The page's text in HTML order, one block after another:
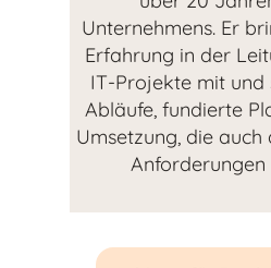
Unternehmens. Er
Erfahrung in der
IT-Projekte mit
Abläufe, fundierte
Umsetzung, die auch
Anforderungen